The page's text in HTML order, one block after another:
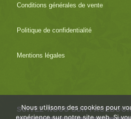
Conditions générales de vente
Politique de confidentialité
Mentions légales
SUIVEZ-NOUS SUR
Nous utilisons des cookies pour
expérience sur notre site web. Si